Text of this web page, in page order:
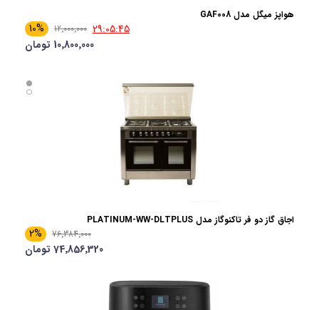
هواپز میگل مدل GAF008
29:05:44 12٬000٬000
10%
10٬800٬000 تومان
اجاق گاز دو فر تاکنوگاز مدل PLATINUM-WW-DLTPLUS
76٬384٬000
2%
74٬856٬320 تومان